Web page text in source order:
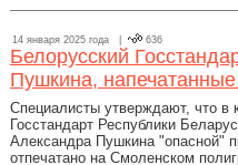
14 января 2025 года | 636
Белорусский
Пушкина,
Специалисты утверждают, что в
Госстандарт Республики
Александра Пушкина "опасной"
отпечатано на Смоленском